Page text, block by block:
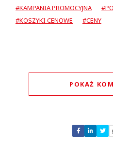
#KAMPANIA PROMOCYJNA
#KOSZYKI CENOWE
#CENY
POKAŻ